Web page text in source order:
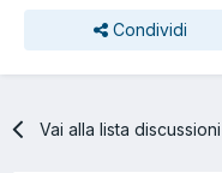
Condividi
Vai alla lista discussioni